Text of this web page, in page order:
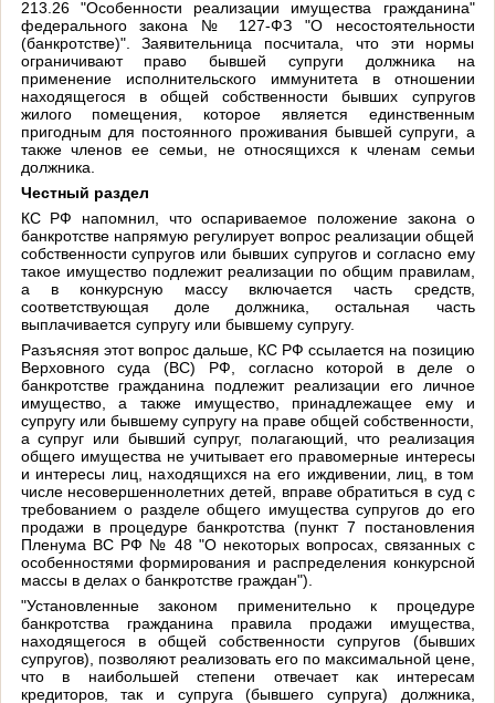
213.26 "Особенности реализации имущества гражданина"
федерального закона № 127-ФЗ "О несостоятельности
(банкротстве)". Заявительница посчитала, что эти нормы
ограничивают право бывшей супруги должника на
применение исполнительского иммунитета в отношении
находящегося в общей собственности бывших супругов
жилого помещения, которое является единственным
пригодным для постоянного проживания бывшей супруги, а
также членов ее семьи, не относящихся к членам семьи
должника.
Честный раздел
КС РФ напомнил, что оспариваемое положение закона о
банкротстве напрямую регулирует вопрос реализации общей
собственности супругов или бывших супругов и согласно ему
такое имущество подлежит реализации по общим правилам,
а в конкурсную массу включается часть средств,
соответствующая доле должника, остальная часть
выплачивается супругу или бывшему супругу.
Разъясняя этот вопрос дальше, КС РФ ссылается на позицию
Верховного суда (ВС) РФ, согласно которой в деле о
банкротстве гражданина подлежит реализации его личное
имущество, а также имущество, принадлежащее ему и
супругу или бывшему супругу на праве общей собственности,
а супруг или бывший супруг, полагающий, что реализация
общего имущества не учитывает его правомерные интересы
и интересы лиц, находящихся на его иждивении, лиц, в том
числе несовершеннолетних детей, вправе обратиться в суд с
требованием о разделе общего имущества супругов до его
продажи в процедуре банкротства (пункт 7 постановления
Пленума ВС РФ № 48 "О некоторых вопросах, связанных с
особенностями формирования и распределения конкурсной
массы в делах о банкротстве граждан").
"Установленные законом применительно к процедуре
банкротства гражданина правила продажи имущества,
находящегося в общей собственности супругов (бывших
супругов), позволяют реализовать его по максимальной цене,
что в наибольшей степени отвечает как интересам
кредиторов, так и супруга (бывшего супруга) должника,